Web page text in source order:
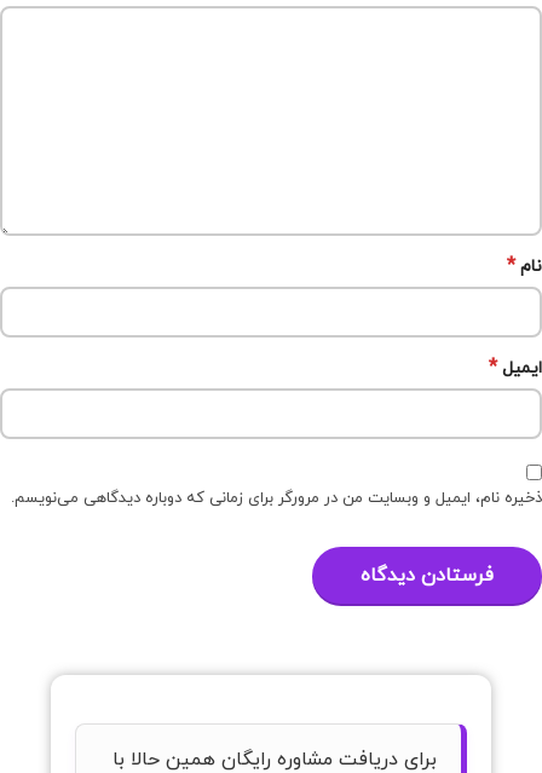
نام*
ایمیل*
ذخیره نام، ایمیل و وبسایت من در مرورگر برای زمانی که دوباره دیدگاهی می‌نویسم.
برای دریافت مشاوره رایگان همین حالا با